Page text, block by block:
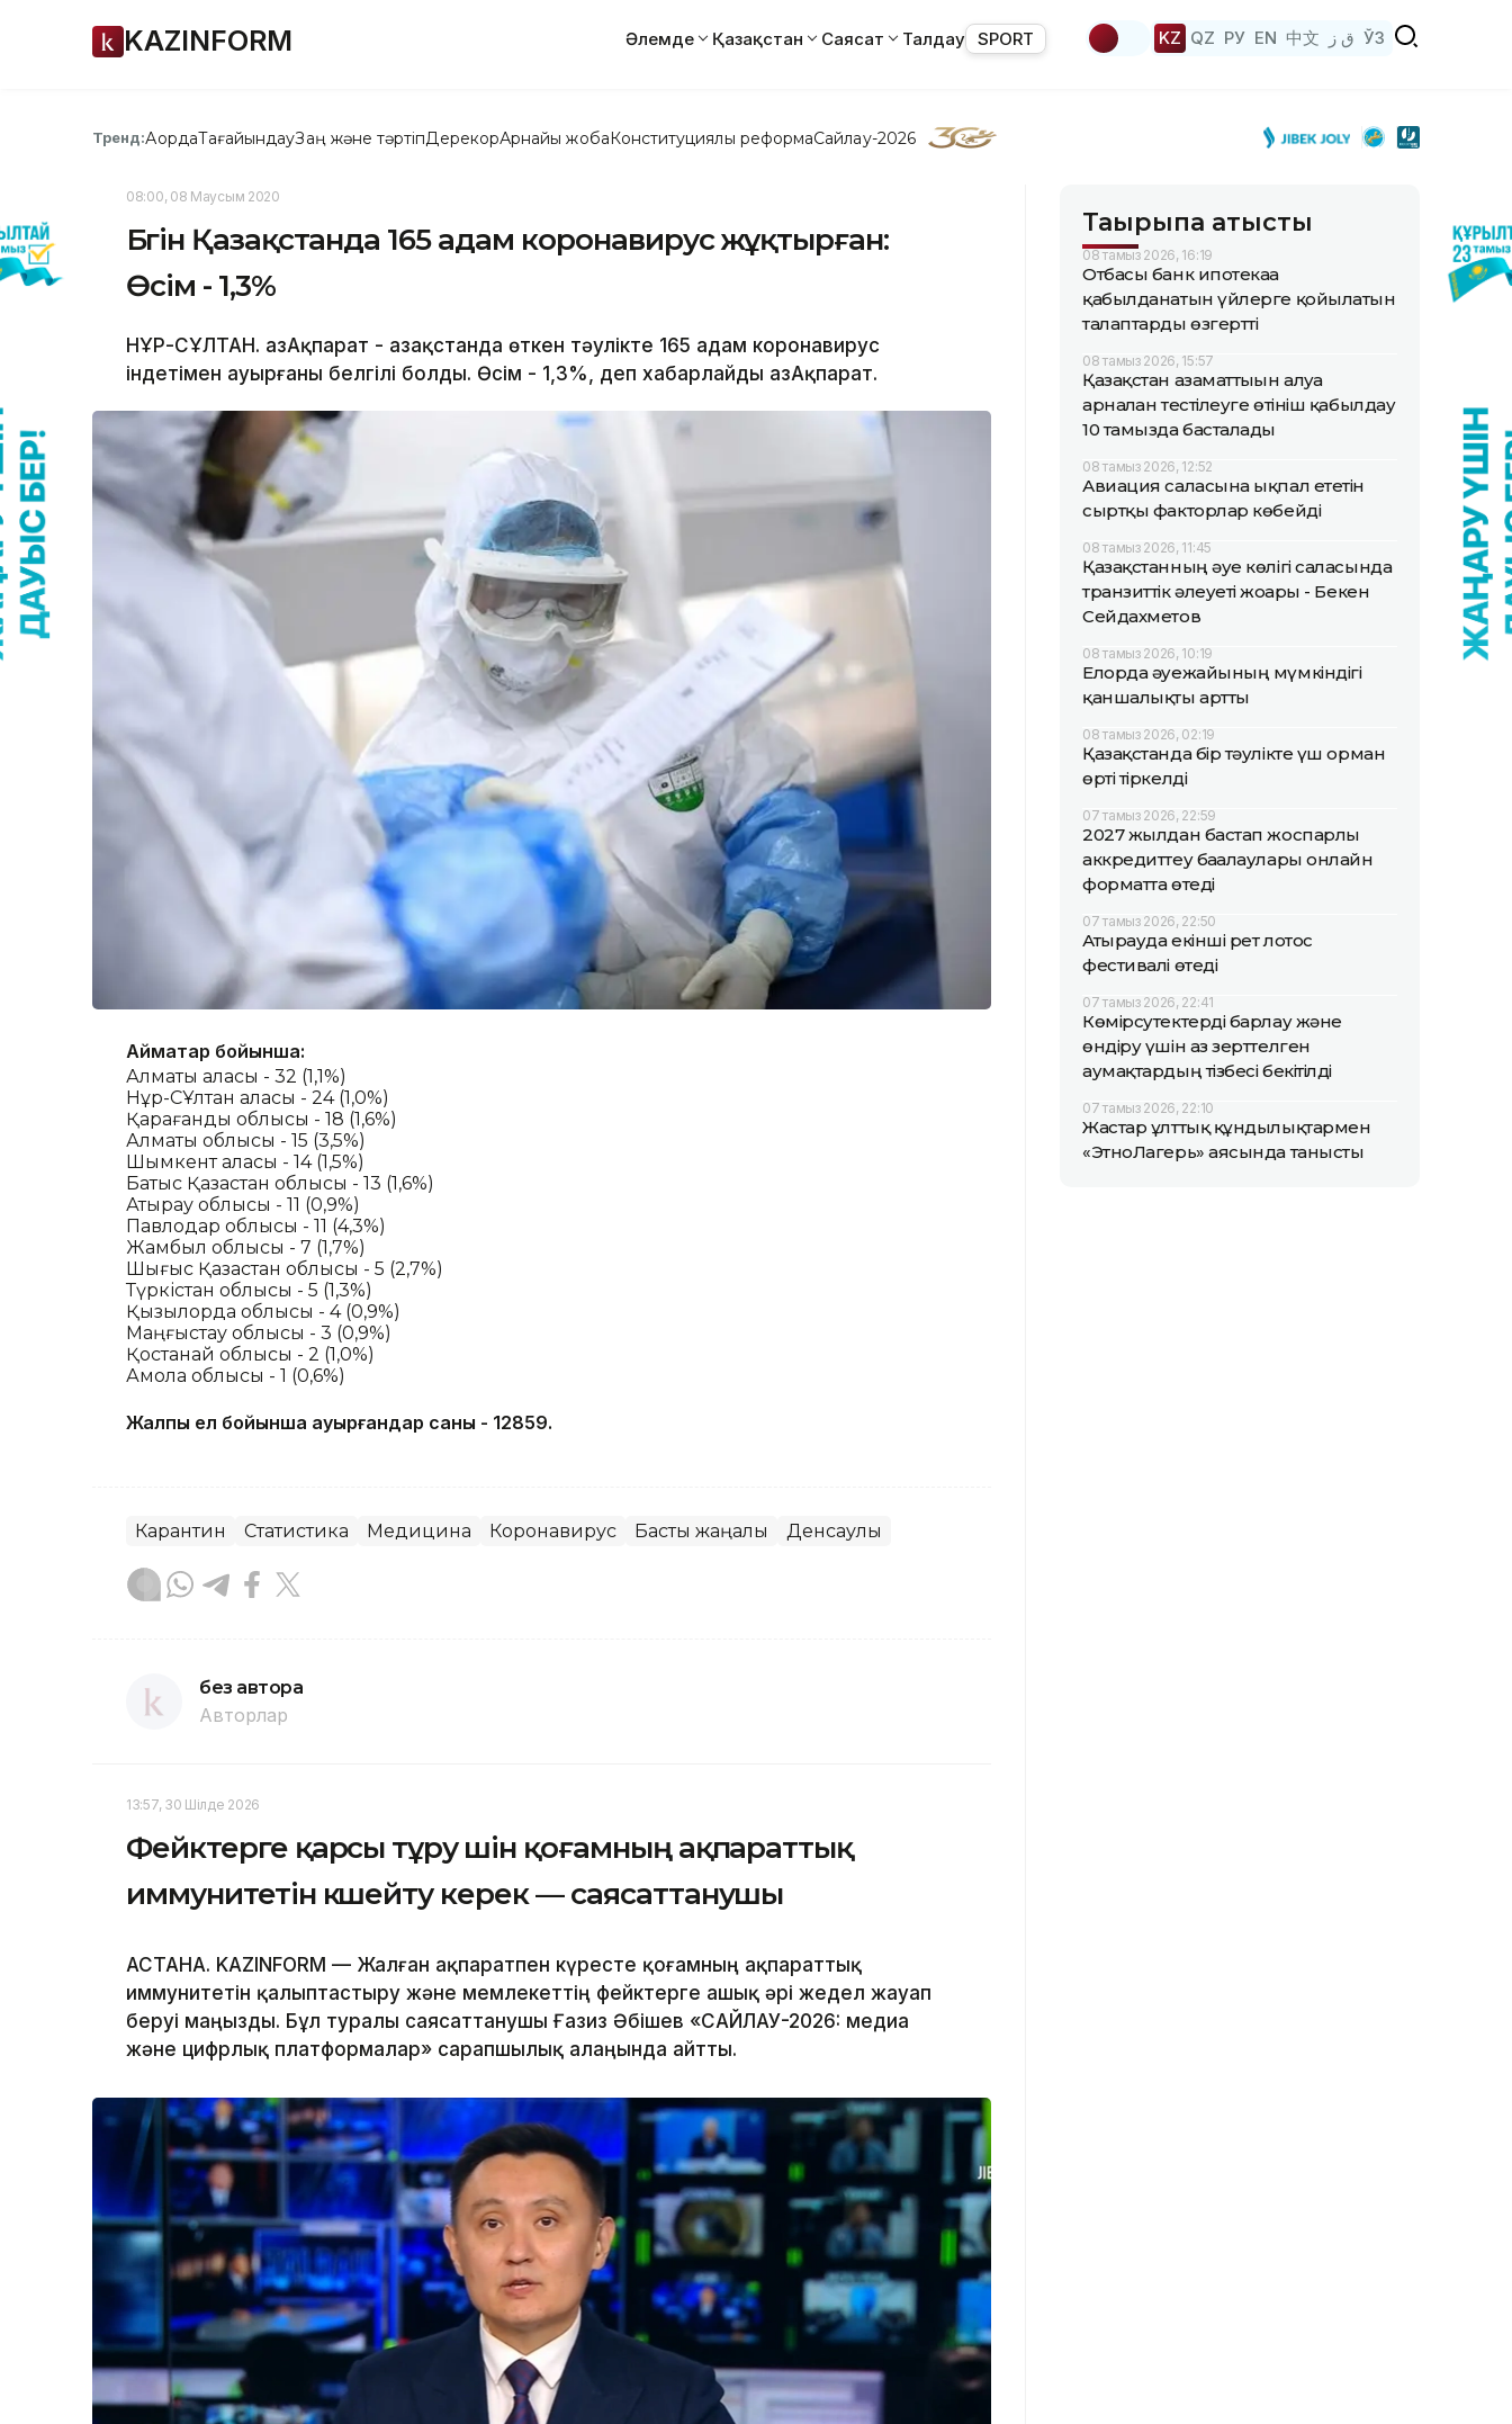
KAZINFORM Әлемде Қазақстан Саясат Талдау SPORT KZ QZ РУ EN 中文 ق ز ЎЗ
Тренд:АқордаТағайындауЗаң және тәртіпДерекқорАрнайы жобаКонституциялық реформаСайлау-2026
08:00, 08 Маусым 2020
Бүгін Қазақстанда 165 адам коронавирус жұқтырған:
Өсім - 1,3%
НҰР-СҰЛТАН. ҚазАқпарат - Қазақстанда өткен тәулікте 165 адам коронавирус
індетімен ауырғаны белгілі болды. Өсім - 1,3%, деп хабарлайды ҚазАқпарат.
Аймақтар бойынша:
Алматы қаласы - 32 (1,1%)
Нұр-СҰлтан қаласы - 24 (1,0%)
Қарағанды ​​облысы - 18 (1,6%)
Алматы облысы - 15 (3,5%)
Шымкент қаласы - 14 (1,5%)
Батыс Қазақстан облысы - 13 (1,6%)
Атырау облысы - 11 (0,9%)
Павлодар облысы - 11 (4,3%)
Жамбыл облысы - 7 (1,7%)
Шығыс Қазақстан облысы - 5 (2,7%)
Түркістан облысы - 5 (1,3%)
Қызылорда облысы - 4 (0,9%)
Маңғыстау облысы - 3 (0,9%)
Қостанай облысы - 2 (1,0%)
Ақмола облысы - 1 (0,6%)
Жалпы ел бойынша ауырғандар саны - 12859.
Карантин Статистика Медицина Коронавирус Басты жаңалық Денсаулық
без автора
Авторлар
13:57, 30 Шілде 2026
Фейктерге қарсы тұру үшін қоғамның ақпараттық
иммунитетін күшейту керек — саясаттанушы
АСТАНА. KAZINFORM — Жалған ақпаратпен күресте қоғамның ақпараттық
иммунитетін қалыптастыру және мемлекеттің фейктерге ашық әрі жедел жауап
беруі маңызды. Бұл туралы саясаттанушы Ғазиз Әбішев «САЙЛАУ-2026: медиа
және цифрлық платформалар» сарапшылық алаңында айтты.
Тақырыпқа қатысты
08 тамыз 2026, 16:19
Отбасы банк ипотекаға
қабылданатын үйлерге қойылатын
талаптарды өзгертті
08 тамыз 2026, 15:57
Қазақстан азаматтығын алуға
арналған тестілеуге өтініш қабылдау
10 тамызда басталады
08 тамыз 2026, 12:52
Авиация саласына ықпал ететін
сыртқы факторлар көбейді
08 тамыз 2026, 11:45
Қазақстанның әуе көлігі саласында
транзиттік әлеуеті жоғары - Бекен
Сейдахметов
08 тамыз 2026, 10:19
Елорда әуежайының мүмкіндігі
қаншалықты артты
08 тамыз 2026, 02:19
Қазақстанда бір тәулікте үш орман
өрті тіркелді
07 тамыз 2026, 22:59
2027 жылдан бастап жоспарлы
аккредиттеу бағалаулары онлайн
форматта өтеді
07 тамыз 2026, 22:50
Атырауда екінші рет лотос
фестивалі өтеді
07 тамыз 2026, 22:41
Көмірсутектерді барлау және
өндіру үшін аз зерттелген
аумақтардың тізбесі бекітілді
07 тамыз 2026, 22:10
Жастар ұлттық құндылықтармен
«ЭтноЛагерь» аясында танысты